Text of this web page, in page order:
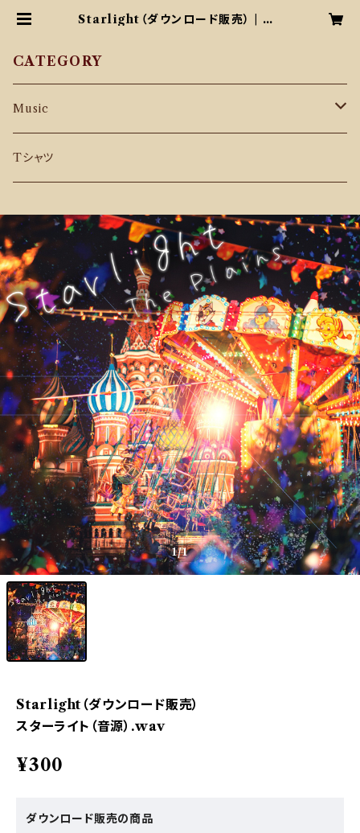
Starlight（ダウンロード販売） | ザ・
CATEGORY
Music
CD
Tシャツ
1/1
Starlight（ダウンロード販売）
スターライト（音源）.wav
¥300
ダウンロード販売の商品